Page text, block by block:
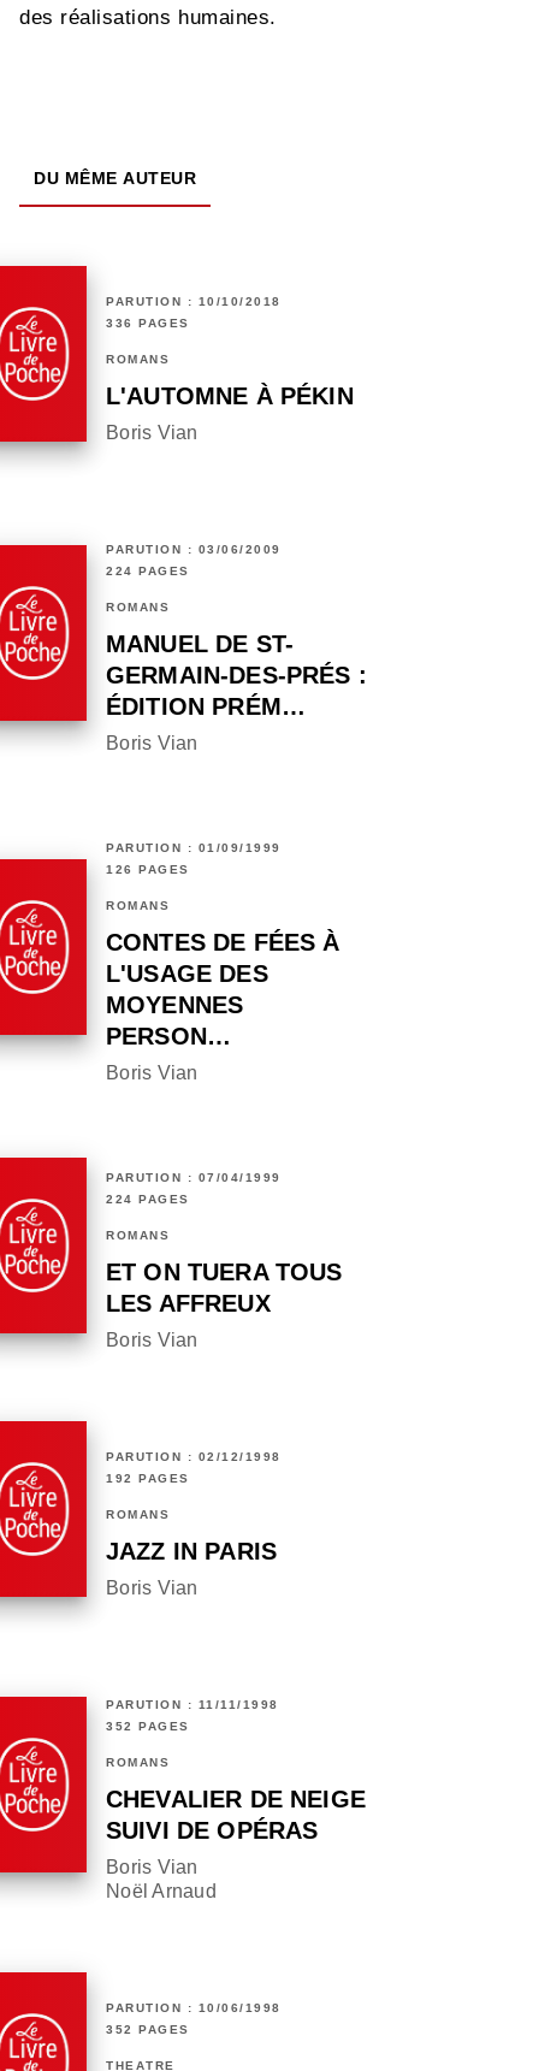
des réalisations humaines.
DU MÊME AUTEUR
PARUTION : 10/10/2018
336 PAGES
ROMANS
L'AUTOMNE À PÉKIN
Boris Vian
PARUTION : 03/06/2009
224 PAGES
ROMANS
MANUEL DE ST-
GERMAIN-DES-PRÉS :
ÉDITION PRÉM…
Boris Vian
PARUTION : 01/09/1999
126 PAGES
ROMANS
CONTES DE FÉES À
L'USAGE DES
MOYENNES
PERSON…
Boris Vian
PARUTION : 07/04/1999
224 PAGES
ROMANS
ET ON TUERA TOUS
LES AFFREUX
Boris Vian
PARUTION : 02/12/1998
192 PAGES
ROMANS
JAZZ IN PARIS
Boris Vian
PARUTION : 11/11/1998
352 PAGES
ROMANS
CHEVALIER DE NEIGE
SUIVI DE OPÉRAS
Boris Vian
Noël Arnaud
PARUTION : 10/06/1998
352 PAGES
THÉÂTRE